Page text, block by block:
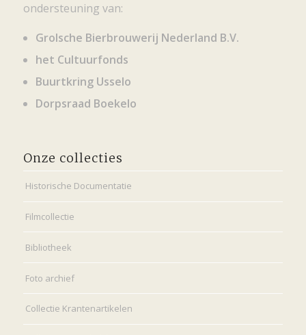
ondersteuning van:
Grolsche Bierbrouwerij Nederland B.V.
het Cultuurfonds
Buurtkring Usselo
Dorpsraad Boekelo
Onze collecties
Historische Documentatie
Filmcollectie
Bibliotheek
Foto archief
Collectie Krantenartikelen